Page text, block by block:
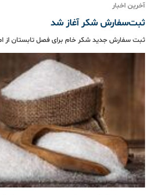
آخرین اخبار
ثبت‌سفارش شکر آغاز شد
ثبت سفارش جدید شکر خام برای فصل تابستان از امروز ۲۱ تیر ۱۴۰۴